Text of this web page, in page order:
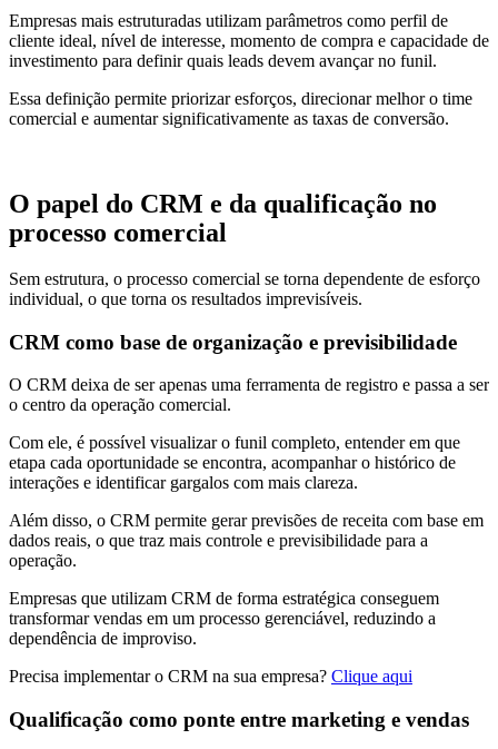
Empresas mais estruturadas utilizam parâmetros como perfil de
cliente ideal, nível de interesse, momento de compra e capacidade de
investimento para definir quais leads devem avançar no funil.
Essa definição permite priorizar esforços, direcionar melhor o time
comercial e aumentar significativamente as taxas de conversão.
O papel do CRM e da qualificação no
processo comercial
Sem estrutura, o processo comercial se torna dependente de esforço
individual, o que torna os resultados imprevisíveis.
CRM como base de organização e previsibilidade
O CRM deixa de ser apenas uma ferramenta de registro e passa a ser
o centro da operação comercial.
Com ele, é possível visualizar o funil completo, entender em que
etapa cada oportunidade se encontra, acompanhar o histórico de
interações e identificar gargalos com mais clareza.
Além disso, o CRM permite gerar previsões de receita com base em
dados reais, o que traz mais controle e previsibilidade para a
operação.
Empresas que utilizam CRM de forma estratégica conseguem
transformar vendas em um processo gerenciável, reduzindo a
dependência de improviso.
Precisa implementar o CRM na sua empresa? Clique aqui
Qualificação como ponte entre marketing e vendas